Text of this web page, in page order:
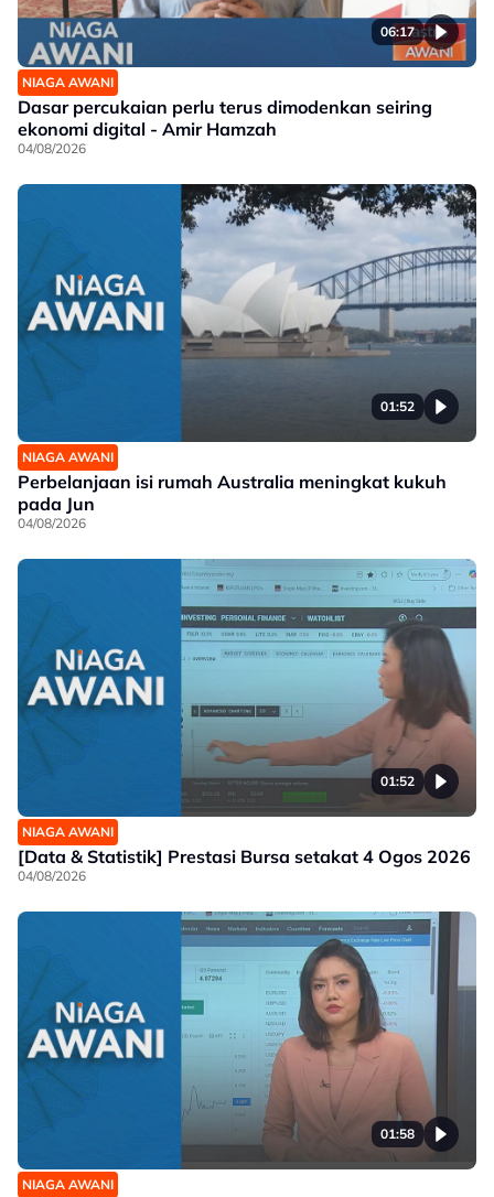
06:17
NIAGA AWANI
Dasar percukaian perlu terus dimodenkan seiring
ekonomi digital - Amir Hamzah
04/08/2026
01:52
NIAGA AWANI
Perbelanjaan isi rumah Australia meningkat kukuh
pada Jun
04/08/2026
01:52
NIAGA AWANI
[Data & Statistik] Prestasi Bursa setakat 4 Ogos 2026
04/08/2026
01:58
NIAGA AWANI